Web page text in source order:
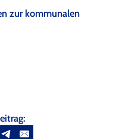
zur kommunalen